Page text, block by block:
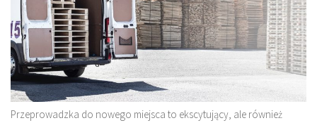
Przeprowadzka do nowego miejsca to ekscytujący, ale również